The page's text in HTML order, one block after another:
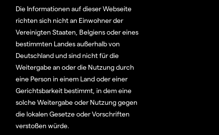
Die Informationen auf dieser Webseite
richten sich nicht an Einwohner der
Vereinigten Staaten, Belgiens oder eines
bestimmten Landes außerhalb von
Deutschland und sind nicht für die
Weitergabe an oder die Nutzung durch
eine Person in einem Land oder einer
Gerichtsbarkeit bestimmt, in dem eine
solche Weitergabe oder Nutzung gegen
die lokalen Gesetze oder Vorschriften
verstoßen würde.